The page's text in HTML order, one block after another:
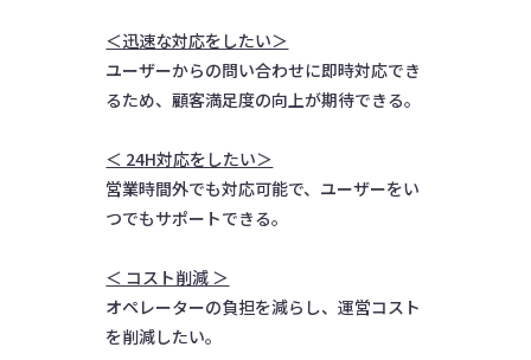
＜迅速な対応をしたい＞
ユーザーからの問い合わせに即時対応でき
るため、顧客満足度の向上が期待できる。
＜ 24H対応をしたい＞
営業時間外でも対応可能で、ユーザーをい
つでもサポートできる。
＜ コスト削減 ＞
オペレーターの負担を減らし、運営コスト
を削減したい。